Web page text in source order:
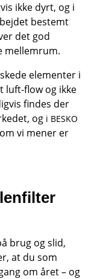
ikke dyrt, og i
bestemt
det god
mellemrum.
elementer i
luft-flow og ikke
findes der
og i BESKO
vi mener er
brug og slid,
at du som
om året – og